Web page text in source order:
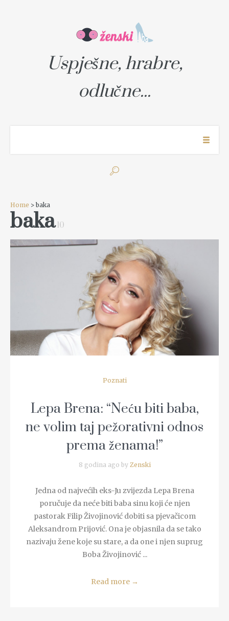
Uspješne, hrabre,
odlučne...
Home > baka
baka10
READ MORE
Poznati
Lepa Brena: “Neću biti baba,
ne volim taj pežorativni odnos
prema ženama!”
8 godina ago by Zenski
Jedna od najvećih eks-Ju zvijezda Lepa Brena
poručuje da neće biti baba sinu koji će njen
pastorak Filip Živojinović dobiti sa pjevačicom
Aleksandrom Prijović. Ona je objasnila da se tako
nazivaju žene koje su stare, a da one i njen suprug
Boba Živojinović ...
Read more →